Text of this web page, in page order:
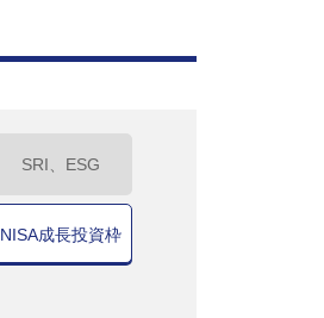
SRI、ESG
NISA成長投資枠